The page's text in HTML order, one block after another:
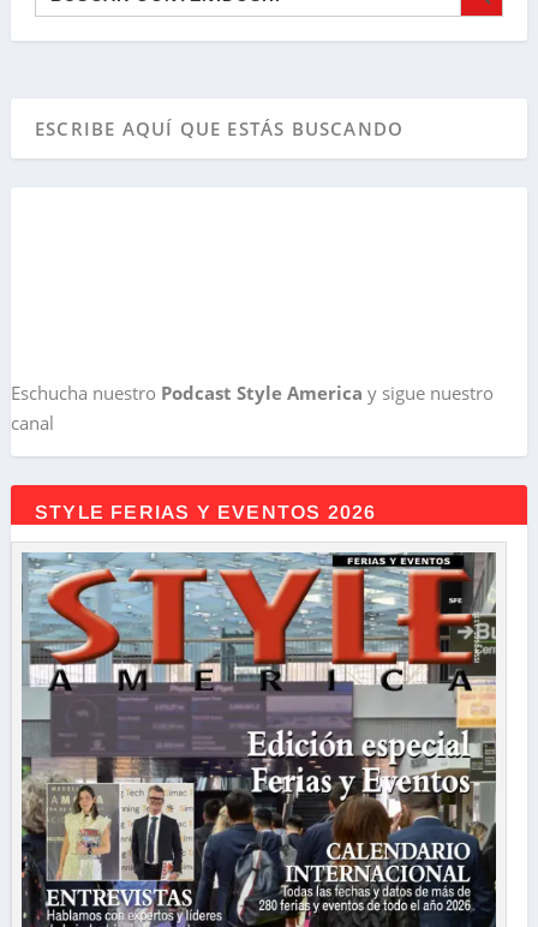
Eschucha nuestro Podcast Style America y sigue nuestro
canal
STYLE FERIAS Y EVENTOS 2026